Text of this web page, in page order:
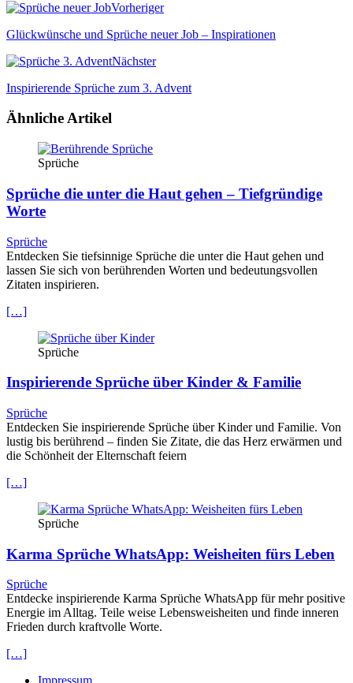
Vorheriger
Glückwünsche und Sprüche neuer Job – Inspirationen
Nächster
Inspirierende Sprüche zum 3. Advent
Ähnliche Artikel
Sprüche
Sprüche die unter die Haut gehen – Tiefgründige
Worte
Sprüche
Entdecken Sie tiefsinnige Sprüche die unter die Haut gehen und
lassen Sie sich von berührenden Worten und bedeutungsvollen
Zitaten inspirieren.
[…]
Sprüche
Inspirierende Sprüche über Kinder & Familie
Sprüche
Entdecken Sie inspirierende Sprüche über Kinder und Familie. Von
lustig bis berührend – finden Sie Zitate, die das Herz erwärmen und
die Schönheit der Elternschaft feiern
[…]
Sprüche
Karma Sprüche WhatsApp: Weisheiten fürs Leben
Sprüche
Entdecke inspirierende Karma Sprüche WhatsApp für mehr positive
Energie im Alltag. Teile weise Lebensweisheiten und finde inneren
Frieden durch kraftvolle Worte.
[…]